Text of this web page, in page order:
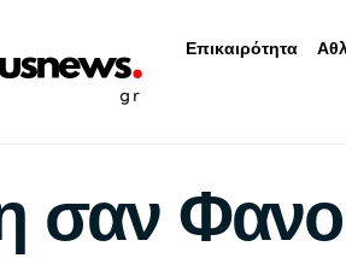
Επικαιρότητα
σαν